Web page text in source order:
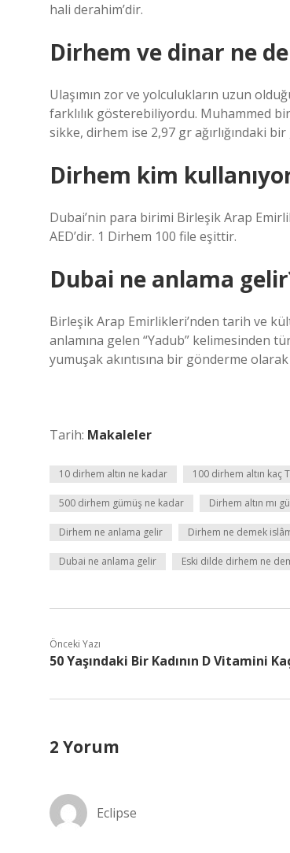
hali derahim’dir.
Dirhem ve dinar ne
Ulaşımın zor ve yolculukların uzun
farklılık gösterebiliyordu. Muhammed
sikke, dirhem ise 2,97 gr ağırlığındaki
Dirhem kim
Dubai’nin para birimi Birleşik Arap
AED’dir. 1 Dirhem 100 file eşittir.
Dubai ne anlama
Birleşik Arap Emirlikleri’nden tarih ve
anlamına gelen “Yadub” kelimesinden
yumuşak akıntısına bir gönderme
Tarih: Makaleler
10 dirhem altın ne kadar 100 dirhem altın kaç
500 dirhem gümüş ne kadar Dirhem altın mı
Dirhem ne anlama gelir Dirhem ne demek
Dubai ne anlama gelir Eski dilde dirhem ne
Önceki Yazı
50 Yaşındaki Bir Kadının D Vitamini
2 Yorum
Eclipse